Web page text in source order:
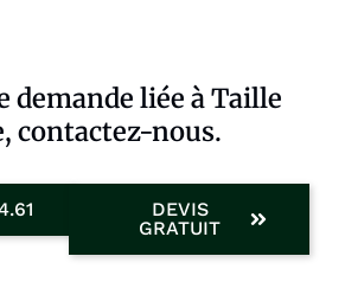
demande liée à Taille
contactez-nous.
DEVIS
GRATUIT